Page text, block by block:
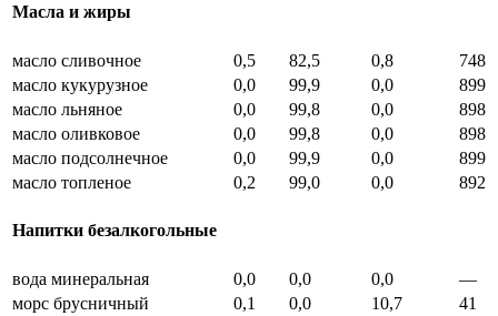
Масла и жиры
масло сливочное 0,5 82,5 0,8
748
масло кукурузное
0,0 99,9 0,0
899
масло льняное
0,0 99,8 0,0
898
масло оливковое
0,0 99,8 0,0
898
масло подсолнечное
0,0 99,9 0,0
899
масло топленое
0,2 99,0 0,0 892
Напитки безалкогольные
вода минеральная 0,0 0,0 0,0
—
морс брусничный
0,1 0,0 10,7
41